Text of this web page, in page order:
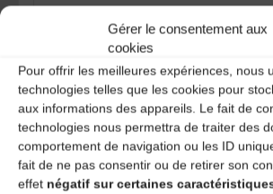
Gérer le consentement aux
cookies
Pour offrir les meilleures expériences, nous
technologies telles que les cookies pour
aux informations des appareils. Le fait de
technologies nous permettra de traiter des
comportement de navigation ou les ID
fait de ne pas consentir ou de retirer son
effet négatif sur certaines